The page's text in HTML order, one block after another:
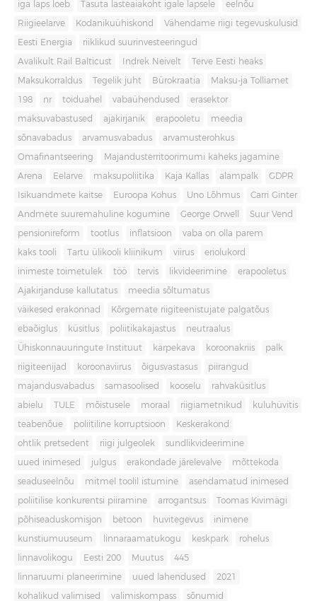
iga laps loeb Tasuta lasteaiakoht igale lapsele eelnõu
Riigieelarve Kodanikuühiskond Vähendame riigi tegevuskulusid
Eesti Energia riiklikud suurinvesteeringud
Avalikult Rail Balticust Indrek Neivelt Terve Eesti heaks
Maksukorraldus Tegelik juht Bürokraatia Maksu-ja Tolliamet
198 nr toiduahel vabaühendused erasektor
maksuvabastused ajakirjanik erapooletu meedia
sõnavabadus arvamusvabadus arvamusterohkus
Omafinantseering Majandusterritoorimumi kaheks jagamine
Arena Eelarve maksupoliitika Kaja Kallas alampalk GDPR
Isikuandmete kaitse Euroopa Kohus Uno Lõhmus Carri Ginter
Andmete suuremahuline kogumine George Orwell Suur Vend
pensionireform tootlus inflatsioon vaba on olla parem
kaks tooli Tartu ülikooli kliinikum viirus eriolukord
inimeste toimetulek töö tervis likvideerimine erapooletus
Ajakirjanduse kallutatus meedia sõltumatus
väikesed erakonnad Kõrgemate riigiteenistujate palgatõus
ebaõiglus küsitlus poliitikakajastus neutraalus
Ühiskonnauuringute Instituut kärpekava koroonakriis palk
riigiteenijad koroonaviirus õigusvastasus piirangud
majandusvabadus samasoolised kooselu rahvaküsitlus
abielu TULE mõistusele moraal riigiametnikud kuluhüvitis
teabenõue poliitiline korruptsioon Keskerakond
ohtlik pretsedent riigi julgeolek sundlikvideerimine
uued inimesed julgus erakondade järelevalve mõttekoda
seaduseelnõu mitmel toolil istumine asendamatud inimesed
poliitilise konkurentsi piiramine arrogantsus Toomas Kivimägi
põhiseaduskomisjon betoon huvitegevus inimene
kunstiumuuseum linnaraamatukogu keskpark rohelus
linnavolikogu Eesti 200 Muutus 445
linnaruumi planeerimine uued lahendused 2021
kohalikud valimised valimiskompass sõnumid